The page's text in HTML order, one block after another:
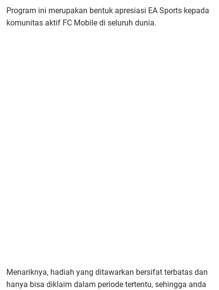
Program ini merupakan bentuk apresiasi EA Sports kepada
komunitas aktif FC Mobile di seluruh dunia.
Menariknya, hadiah yang ditawarkan bersifat terbatas dan
hanya bisa diklaim dalam periode tertentu, sehingga anda